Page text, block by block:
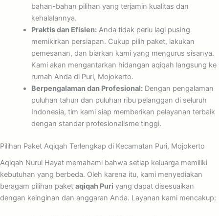
bahan-bahan pilihan yang terjamin kualitas dan
kehalalannya.
Praktis dan Efisien:Anda tidak perlu lagi pusing
memikirkan persiapan. Cukup pilih paket, lakukan
pemesanan, dan biarkan kami yang mengurus sisanya.
Kami akan mengantarkan hidangan aqiqah langsung ke
rumah Anda di Puri, Mojokerto.
Berpengalaman dan Profesional:Dengan pengalaman
puluhan tahun dan puluhan ribu pelanggan di seluruh
Indonesia, tim kami siap memberikan pelayanan terbaik
dengan standar profesionalisme tinggi.
Pilihan Paket Aqiqah Terlengkap di Kecamatan Puri, Mojokerto
Aqiqah Nurul Hayat memahami bahwa setiap keluarga memiliki
kebutuhan yang berbeda. Oleh karena itu, kami menyediakan
beragam pilihan paket aqiqah Puri yang dapat disesuaikan
dengan keinginan dan anggaran Anda. Layanan kami mencakup: